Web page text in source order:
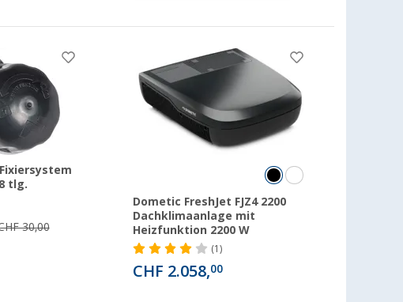
tlg.
30,00
Dometic FreshJet FJZ4 2200
Dachklimaanlage mit
Heizfunktion 2200 W
(1)
CHF 2.058,00